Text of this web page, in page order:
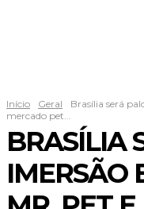
Início Geral
Brasília será
mercado pet...
BRASÍLIA
IMERSÃO